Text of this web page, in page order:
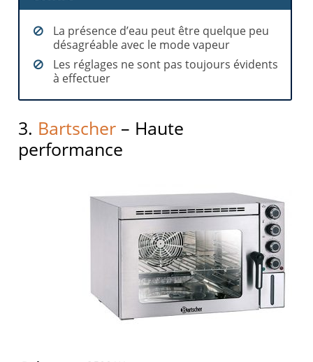
La présence d’eau peut être quelque peu
désagréable avec le mode vapeur
Les réglages ne sont pas toujours évidents
à effectuer
3. Bartscher – Haute
performance